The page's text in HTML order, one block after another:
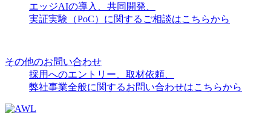
エッジAIの導入、共同開発、
実証実験（PoC）に関するご相談はこちらから
その他のお問い合わせ
採用へのエントリー、取材依頼、
弊社事業全般に関するお問い合わせはこちらから